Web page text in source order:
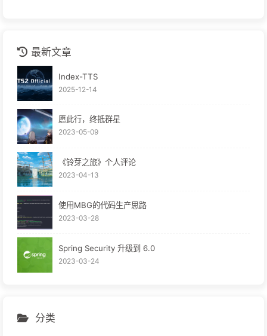
最新文章
Index-TTS
2025-12-14
愿此行，终抵群星
2023-05-09
《铃芽之旅》个人评论
2023-04-13
使用MBG的代码生产思路
2023-03-28
Spring Security 升级到 6.0
2023-03-24
分类